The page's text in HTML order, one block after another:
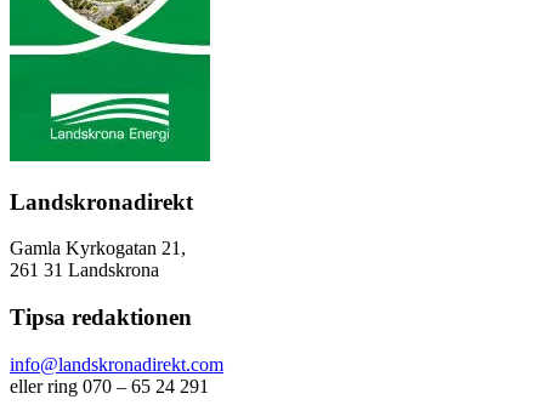
Landskronadirekt
Gamla Kyrkogatan 21,
261 31 Landskrona
Tipsa redaktionen
info@landskronadirekt.com
eller ring 070 – 65 24 291